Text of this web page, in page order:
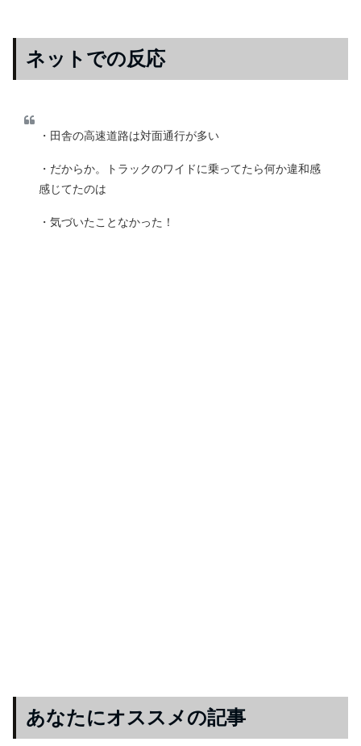
ネットでの反応
・田舎の高速道路は対面通行が多い
・だからか。トラックのワイドに乗ってたら何か違和感
感じてたのは
・気づいたことなかった！
あなたにオススメの記事